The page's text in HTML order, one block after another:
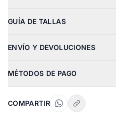
GUÍA DE TALLAS
ENVÍO Y DEVOLUCIONES
MÉTODOS DE PAGO
COMPARTIR